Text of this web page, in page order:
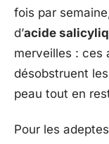
fois par
d’acide
merveilles : ces
désobstruent les
peau tout en
Pour les